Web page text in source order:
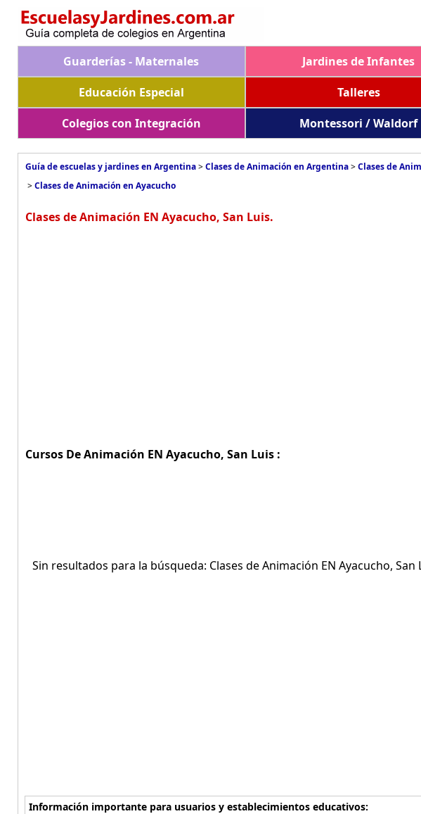
Guarderías - Maternales Jardines de Infantes
Educación Especial
Talleres
Colegios con Integración
Montessori / Waldorf
Guía de escuelas y jardines en Argentina>Clases de Animación en Argentina>Clases de
>Clases de Animación en Ayacucho
Clases de Animación EN Ayacucho, San Luis.
Cursos De Animación EN Ayacucho, San Luis :
Sin resultados para la búsqueda: Clases de Animación EN Ayacucho, San
Información importante para usuarios y establecimientos educativos: